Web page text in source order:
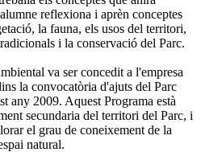
reflexiona i aprèn conceptes
la fauna, els usos del territori,
i la conservació del Parc.
va ser concedit a l'empresa
la convocatòria d'ajuts del Parc
any 2009. Aquest Programa està
secundaria del territori del Parc, i
el grau de coneixement de la
natural.